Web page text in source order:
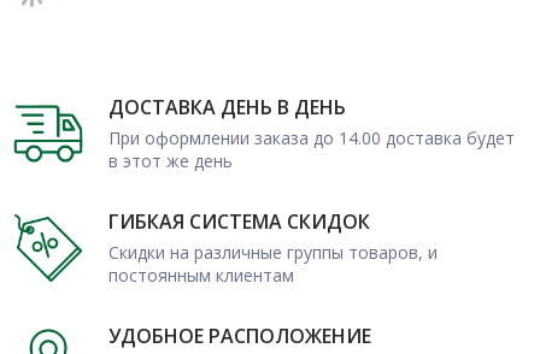
ДОСТАВКА ДЕНЬ В ДЕНЬ
При оформлении заказа до 14.00 доставка будет
в этот же день
ГИБКАЯ СИСТЕМА СКИДОК
Скидки на различные группы товаров, и
постоянным клиентам
УДОБНОЕ РАСПОЛОЖЕНИЕ